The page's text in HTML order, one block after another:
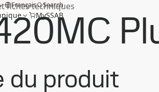
Français Search
MySSAB
fiches techniques
du produit